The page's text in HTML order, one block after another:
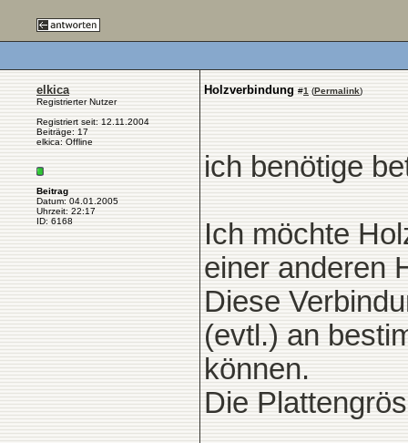
elkica
Registrierter Nutzer
Registriert seit: 12.11.2004
Beiträge: 17
elkica: Offline
Beitrag
Datum: 04.01.2005
Uhrzeit: 22:17
ID: 6168
Holzverbindung #1 (Permalink)
ich benötige
Ich möchte
einer anderen
Diese
(evtl.) an
können.
Die